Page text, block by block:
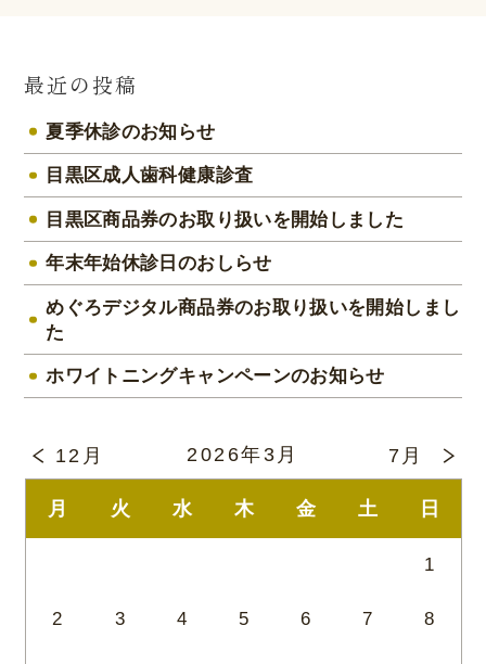
最近の投稿
夏季休診のお知らせ
目黒区成人歯科健康診査
目黒区商品券のお取り扱いを開始しました
年末年始休診日のおしらせ
めぐろデジタル商品券のお取り扱いを開始しまし
た
ホワイトニングキャンペーンのお知らせ
2026年3月
月 火 水 木 金 土 日
12月 7月
1
2 3 4 5 6 7 8